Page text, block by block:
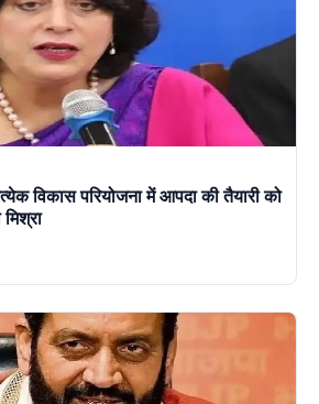
विकास परियोजना में आपदा की तैयारी को
सुमिता मिश्रा